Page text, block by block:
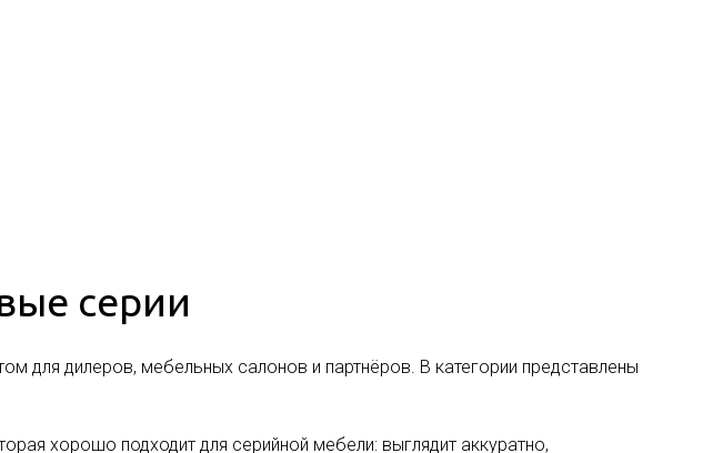
серии
для дилеров, мебельных салонов и партнёров. В категории представлены
хорошо подходит для серийной мебели: выглядит аккуратно,